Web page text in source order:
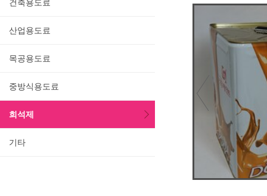
산업용도료
목공용도료
중방식용도료
희석제
기타